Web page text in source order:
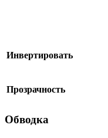
Инвертировать
Прозрачность
Обводка